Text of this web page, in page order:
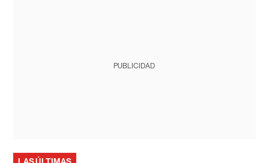
PUBLICIDAD